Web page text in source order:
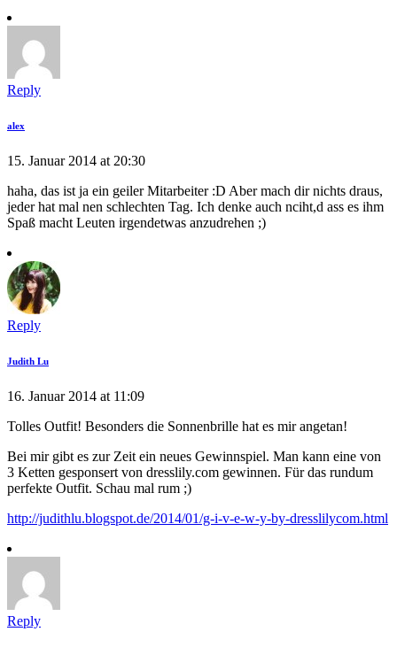
Reply
alex
15. Januar 2014 at 20:30
haha, das ist ja ein geiler Mitarbeiter :D Aber mach dir nichts draus,
jeder hat mal nen schlechten Tag. Ich denke auch nciht,d ass es ihm
Spaß macht Leuten irgendetwas anzudrehen ;)
Reply
Judith Lu
16. Januar 2014 at 11:09
Tolles Outfit! Besonders die Sonnenbrille hat es mir angetan!
Bei mir gibt es zur Zeit ein neues Gewinnspiel. Man kann eine von
3 Ketten gesponsert von dresslily.com gewinnen. Für das rundum
perfekte Outfit. Schau mal rum ;)
http://judithlu.blogspot.de/2014/01/g-i-v-e-w-y-by-dresslilycom.html
Reply